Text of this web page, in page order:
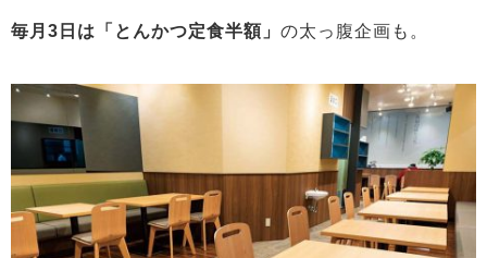
毎月3日は「とんかつ定食半額」 の太っ腹企画も。